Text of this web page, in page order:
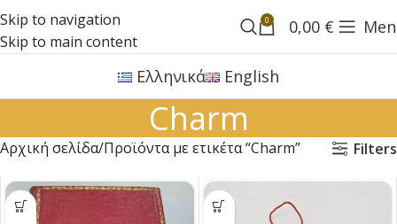
Skip to navigation
Skip to main content
0 0,00 €
Ελληνικά English
Charm
Αρχική σελίδα Προϊόντα με ετικέτα “Charm” Filters